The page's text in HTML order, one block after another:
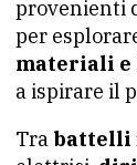
provenienti
per
materiali e
a ispirare il
Tra battelli